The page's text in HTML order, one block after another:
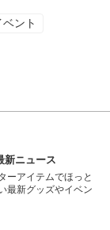
ント
新ニュース
ーアイテムでほっと
最新グッズやイベン